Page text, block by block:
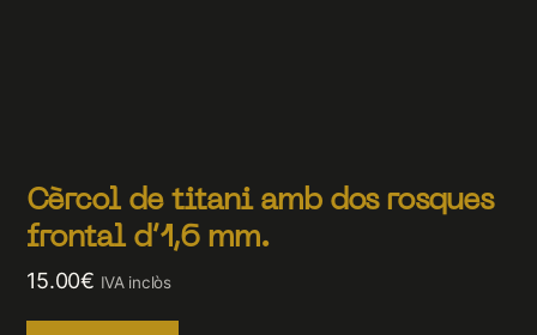
Cèrcol de titani amb dos rosques
frontal d’1,6 mm.
15.00€ IVA inclòs